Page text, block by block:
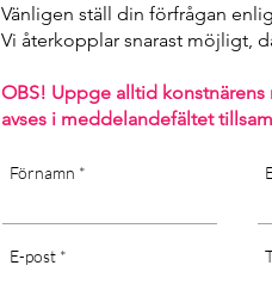
Vänligen ställ din förfrågan
Vi återkopplar snarast möjligt,
OBS! Uppge alltid konstnärens
avses i meddelandefältet
Förnamn
E-post